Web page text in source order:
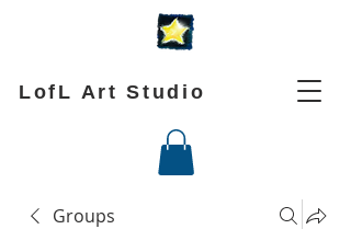
LofL Art Studio
Groups